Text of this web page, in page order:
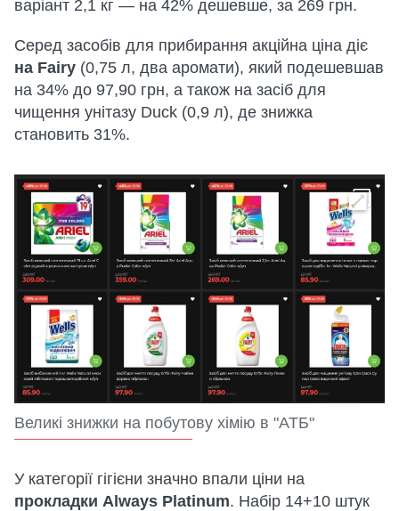
варіант 2,1 кг — на 42% дешевше, за 269 грн.
Серед засобів для прибирання акційна ціна діє
на Fairy (0,75 л, два аромати), який подешевшав
на 34% до 97,90 грн, а також на засіб для
чищення унітазу Duck (0,9 л), де знижка
становить 31%.
Великі знижки на побутову хімію в "АТБ"
У категорії гігієни значно впали ціни на
прокладки Always Platinum. Набір 14+10 штук